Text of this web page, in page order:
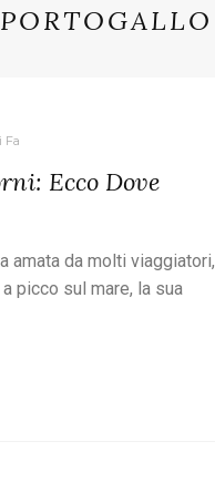
Fa
Ecco Dove
amata da molti viaggiatori,
picco sul mare, la sua